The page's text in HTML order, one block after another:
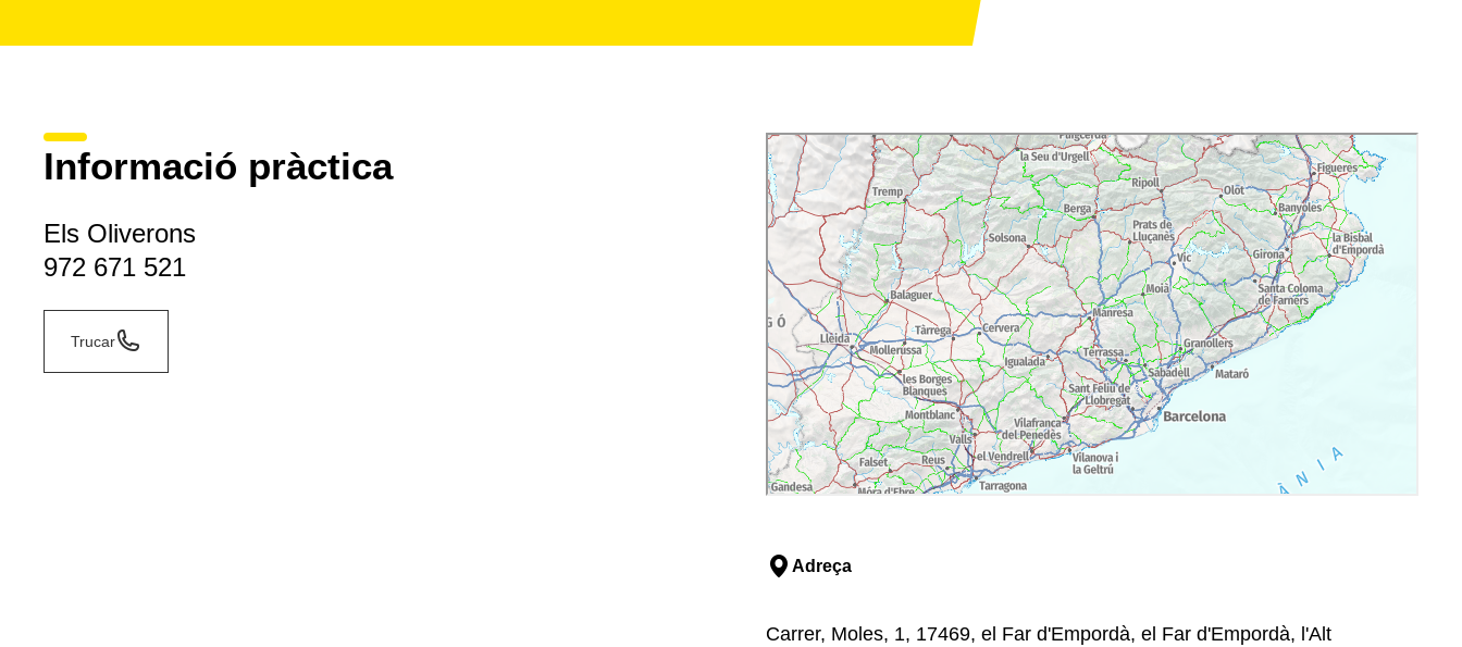
Informació pràctica
Els Oliverons
972 671 521
Trucar
Adreça
Carrer, Moles, 1, 17469, el Far d'Empordà, el Far d'Empordà, l'Alt